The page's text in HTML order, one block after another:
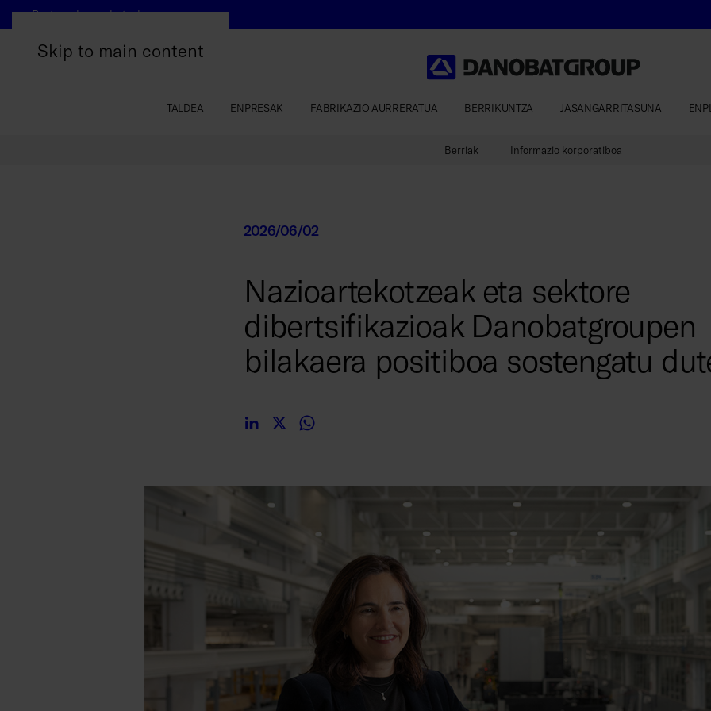
Skip to main content
Beste webgune batzuk
TALDEA ENPRESAK FABRIKAZIO AURRERATUA BERRIKUNTZA JASANGARRITASUNA
Berriak Informazio korporatiboa
2026/06/02
Nazioartekotzeak eta sektore
dibertsifikazioak Danobatgroupen
bilakaera positiboa sostengatu